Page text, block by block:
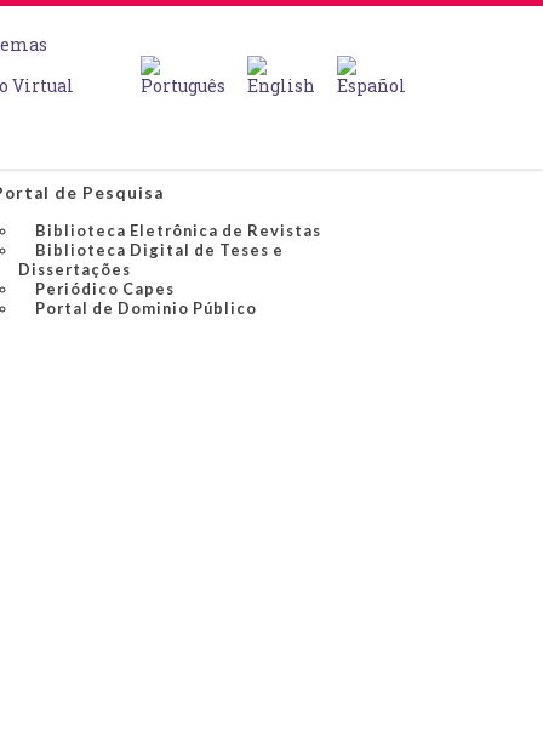
Virtual
de Pesquisa
Biblioteca Eletrônica de Revistas
Biblioteca Digital de Teses e
Dissertações
Periódico Capes
Portal de Dominio Público